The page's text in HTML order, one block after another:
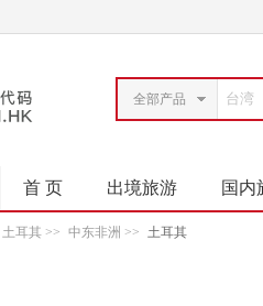
全部产品
首 页 出境旅游 国内
土耳其 >> 中东非洲 >> 土耳其